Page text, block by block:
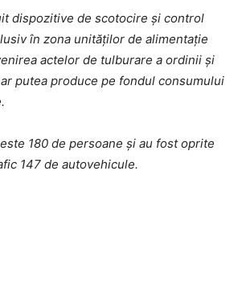
dispozitive de scotocire şi control
în zona unităţilor de alimentaţie
actelor de tulburare a ordinii şi
putea produce pe fondul consumului
180 de persoane și au fost oprite
147 de autovehicule.